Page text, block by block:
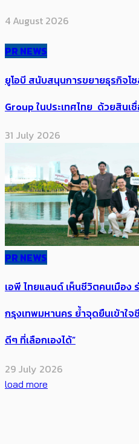
4 August 2026
PR NEWS
ยูโอบี สนับสนุนการขยายธุรกิจโ
Group ในประเทศไทย ด้วยสินเ
31 July 2026
PR NEWS
เอพี ไทยแลนด์ เห็นชีวิตคนเมือง
กรุงเทพมหานคร ย้ำจุดยืนเข้าใจ
ดีๆ ที่เลือกเองได้”
29 July 2026
load more